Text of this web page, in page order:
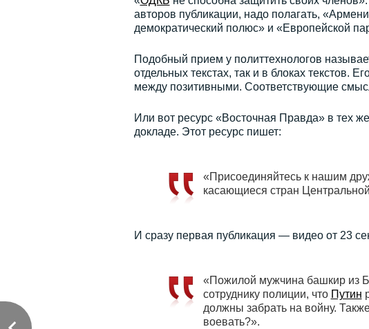
авторов публикации, надо полагать,
демократический полюс» и «Европейской
Подобный прием у политтехнологов
отдельных текстах, так и в блоках текстов.
между позитивными. Соответствующие
Или вот ресурс «Восточная Правда» в тех
докладе. Этот ресурс пишет:
«Присоединяйтесь к нашим
касающиеся стран
И сразу первая публикация — видео от 23
«Пожилой мужчина башкир из
сотруднику полиции, что Путин
должны забрать на войну.
воевать?».